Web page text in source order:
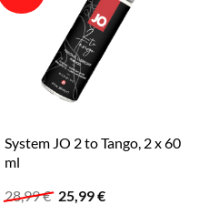
System JO 2 to Tango, 2 x 60
ml
28,99€ Ursprünglicher
25,99€Aktueller